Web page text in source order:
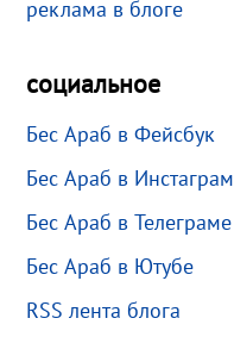
реклама в блоге
социальное
Бес Араб в Фейсбук
Бес Араб в Инстаграм
Бес Араб в Телеграме
Бес Араб в Ютубе
RSS лента блога